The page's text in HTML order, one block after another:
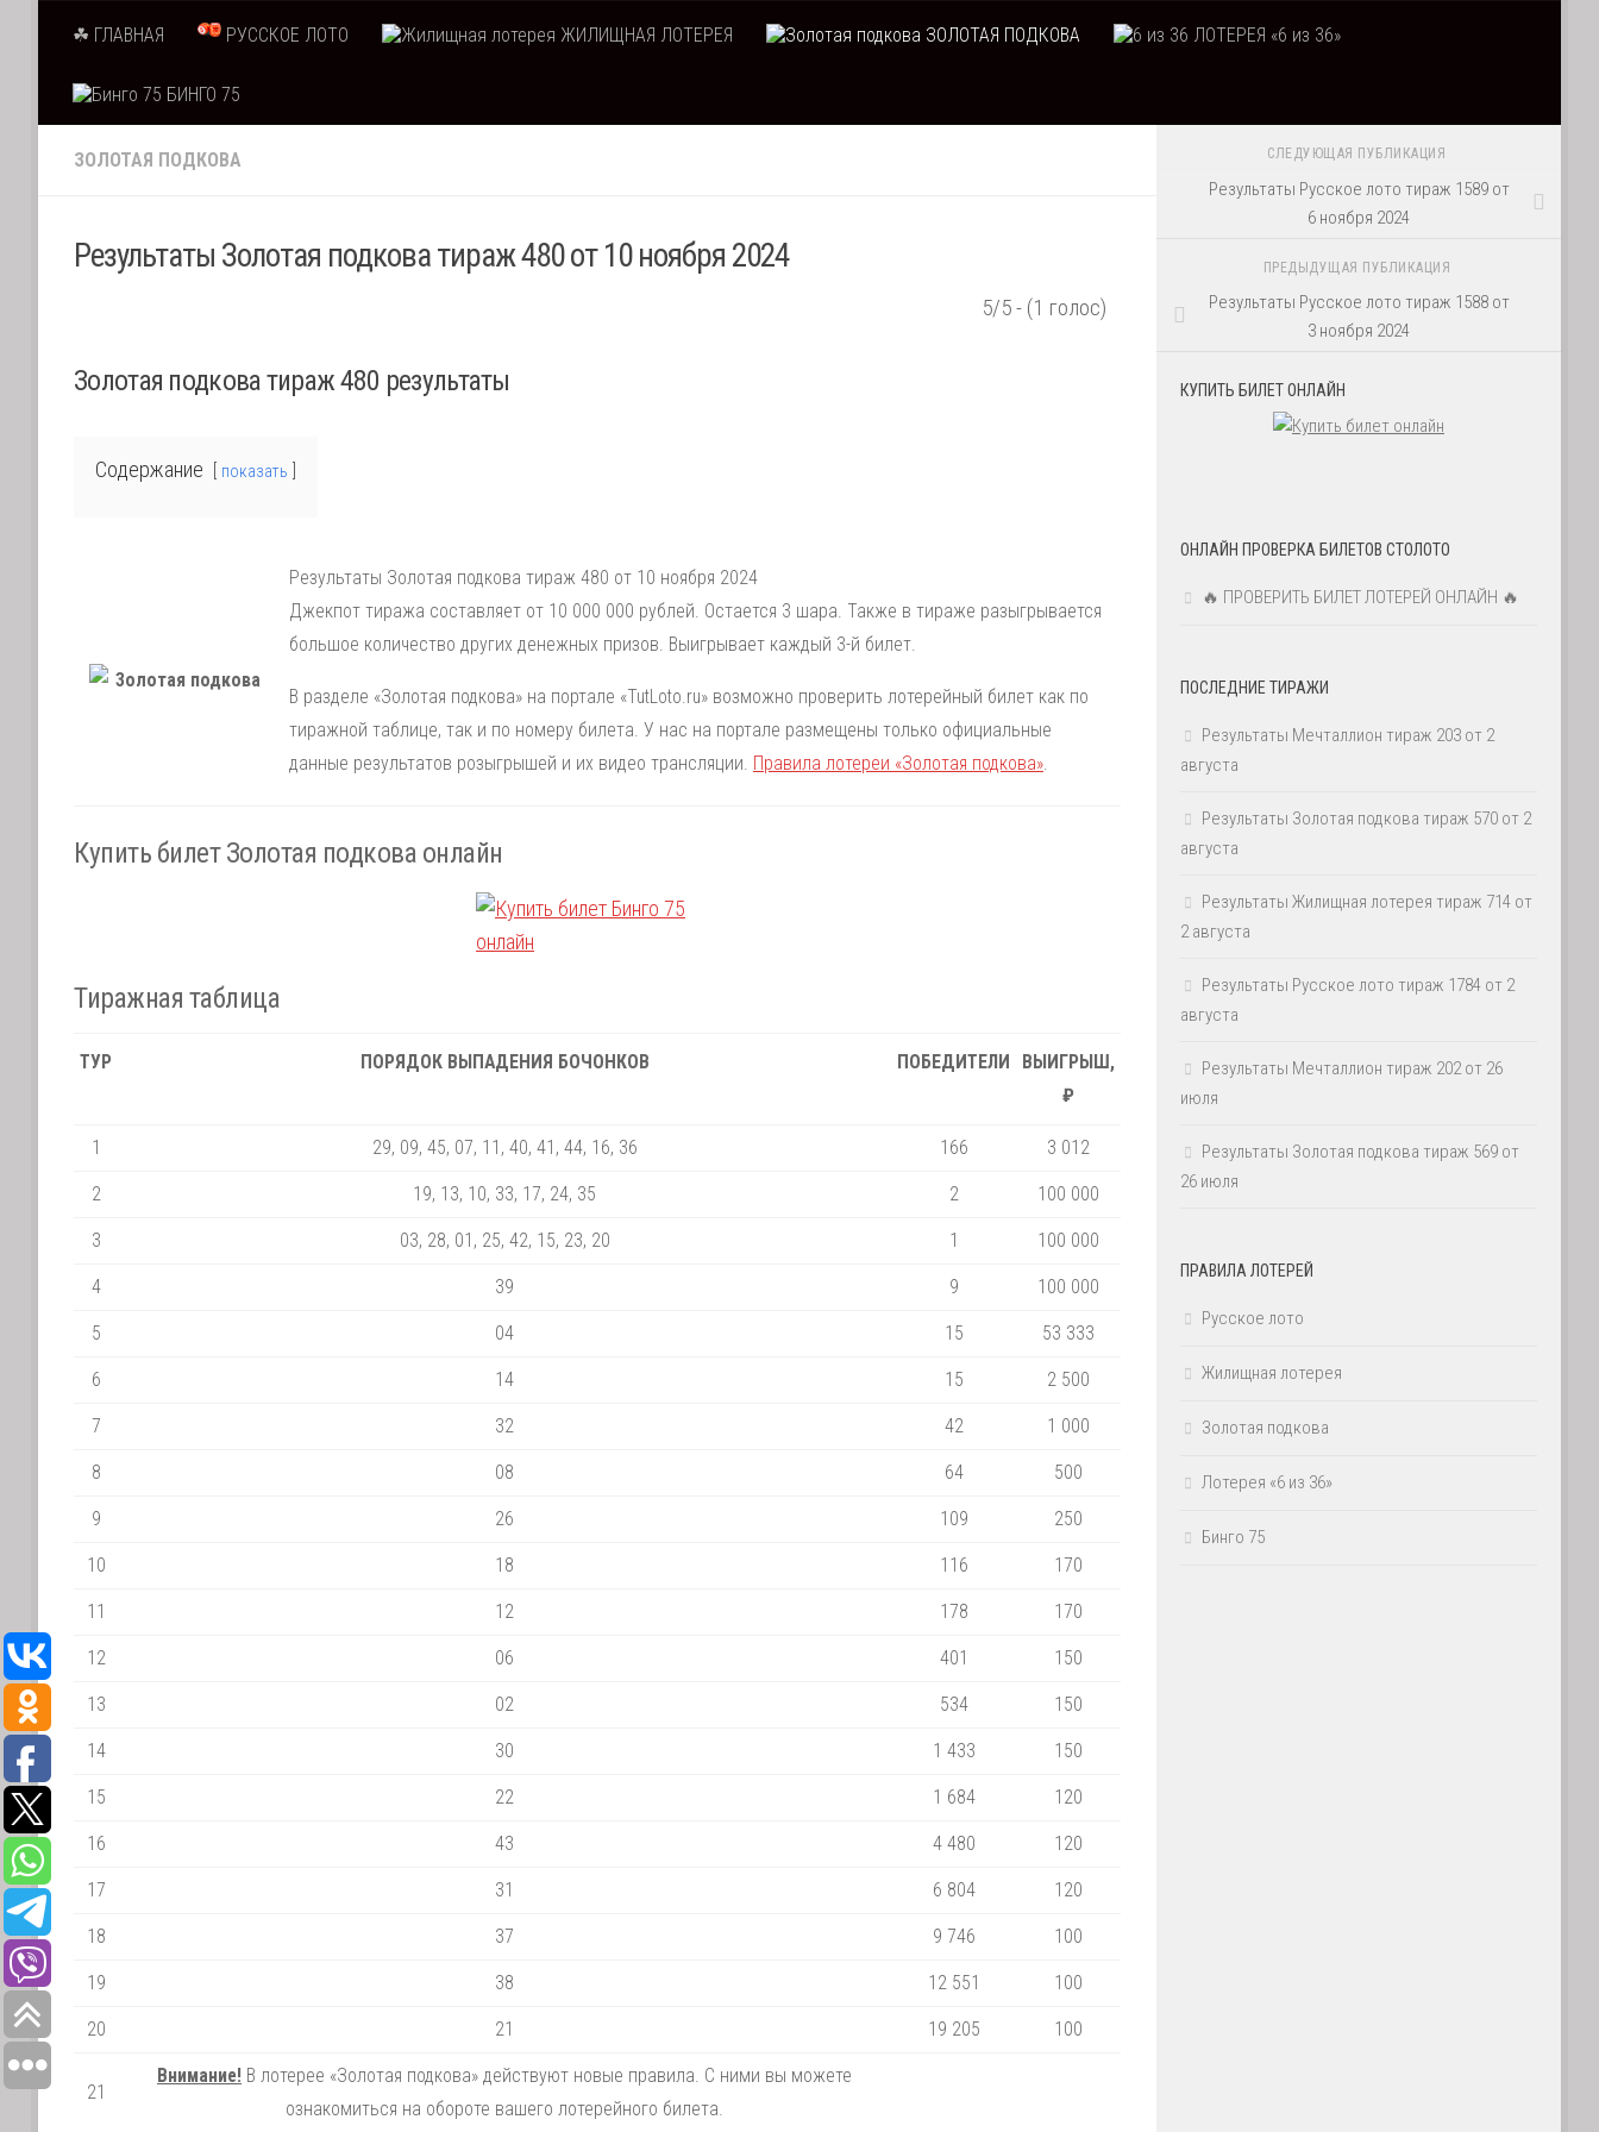
Skip to content
☘ ГЛАВНАЯ РУССКОЕ ЛОТО ЖИЛИЩНАЯ ЛОТЕРЕЯ ЗОЛОТАЯ ПОДКОВА ЛОТЕРЕЯ «6 из 36»
БИНГО 75
ЗОЛОТАЯ ПОДКОВА
Результаты Золотая подкова тираж 480 от 10 ноября 2024
5/5 - (1 голос)
Золотая подкова тираж 480 результаты
Содержание показать
Результаты Золотая подкова тираж 480 от 10 ноября 2024
Джекпот тиража составляет от 10 000 000 рублей. Остается 3 шара. Также в тираже разыгрывается
большое количество других денежных призов. Выигрывает каждый 3-й билет.
В разделе «Золотая подкова» на портале «TutLoto.ru» возможно проверить лотерейный билет как по
тиражной таблице, так и по номеру билета. У нас на портале размещены только официальные
данные результатов розыгрышей и их видео трансляции. Правила лотереи «Золотая подкова»
Купить билет Золотая подкова онлайн
Тиражная таблица
ТУР ПОРЯДОК ВЫПАДЕНИЯ БОЧОНКОВ ПОБЕДИТЕЛИ
ВЫИГРЫШ,
₽
1 29, 09, 45, 07, 11, 40, 41, 44, 16, 36 166 3 012
2 19, 13, 10, 33, 17, 24, 35 2 100 000
3 03, 28, 01, 25, 42, 15, 23, 20 1 100 000
4 39 9 100 000
5 04 15 53 333
6 14 15 2 500
7 32 42 1 000
8 08 64 500
9 26 109 250
10 18 116 170
11 12 178 170
12 06 401 150
13 02 534 150
14 30 1 433 150
15 22 1 684 120
16 43 4 480 120
17 31 6 804 120
18 37 9 746 100
19 38 12 551 100
20 21 19 205 100
21
Внимание! В лотерее «Золотая подкова» действуют новые правила. С ними вы можете
ознакомиться на обороте вашего лотерейного билета.
СЛЕДУЮЩАЯ ПУБЛИКАЦИЯ
Результаты Русское лото тираж 1589 от
6 ноября 2024
ПРЕДЫДУЩАЯ ПУБЛИКАЦИЯ
Результаты Русское лото тираж 1588 от
3 ноября 2024
КУПИТЬ БИЛЕТ ОНЛАЙН
ОНЛАЙН ПРОВЕРКА БИЛЕТОВ СТОЛОТО
🔥 ПРОВЕРИТЬ БИЛЕТ ЛОТЕРЕЙ ОНЛАЙН 🔥
ПОСЛЕДНИЕ ТИРАЖИ
Результаты Мечталлион тираж 203 от 2
августа
Результаты Золотая подкова тираж 570 от 2
августа
Результаты Жилищная лотерея тираж 714 от
2 августа
Результаты Русское лото тираж 1784 от 2
августа
Результаты Мечталлион тираж 202 от 26
июля
Результаты Золотая подкова тираж 569 от
26 июля
ПРАВИЛА ЛОТЕРЕЙ
Русское лото
Жилищная лотерея
Золотая подкова
Лотерея «6 из 36»
Бинго 75